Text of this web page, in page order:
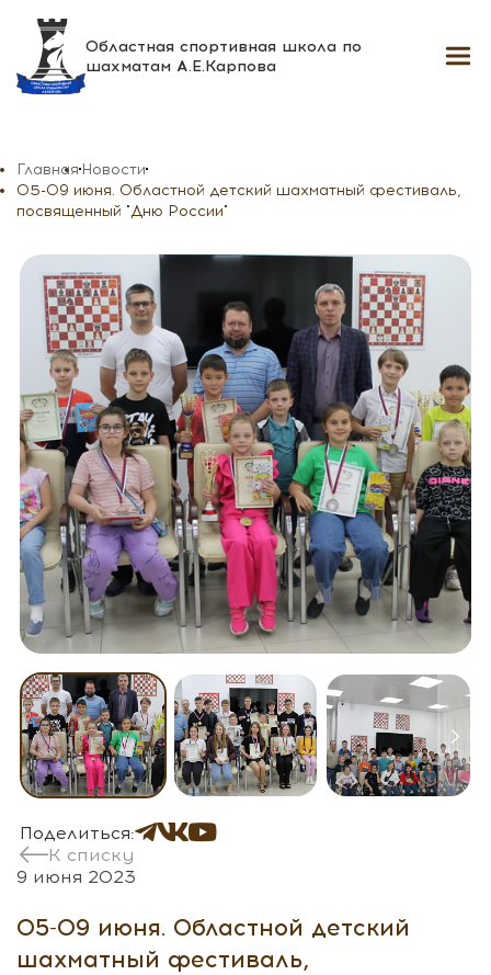
Областная спортивная школа по
шахматам А.Е.Карпова
Главная Новости
05-09 июня. Областной детский шахматный фестиваль,
посвященный "Дню России"
К списку
Поделиться:
9 июня 2023
05-09 июня. Областной детский
шахматный фестиваль,